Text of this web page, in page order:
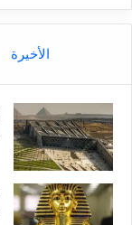
ن
ق
ل
س
ح
ي
الأخيرة